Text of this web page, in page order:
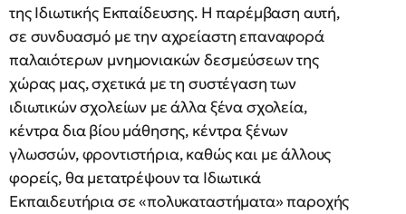
της Ιδιωτικής Εκπαίδευσης. Η παρέμβαση αυτή,
σε συνδυασμό με την αχρείαστη επαναφορά
παλαιότερων μνημονιακών δεσμεύσεων της
χώρας μας, σχετικά με τη συστέγαση των
ιδιωτικών σχολείων με άλλα ξένα σχολεία,
κέντρα δια βίου μάθησης, κέντρα ξένων
γλωσσών, φροντιστήρια, καθώς και με άλλους
φορείς, θα μετατρέψουν τα Ιδιωτικά
Εκπαιδευτήρια σε «πολυκαταστήματα» παροχής